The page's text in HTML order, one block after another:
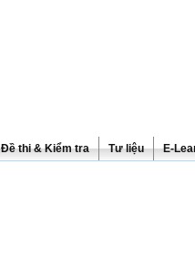
Đề thi & Kiểm tra Tư liệu E-